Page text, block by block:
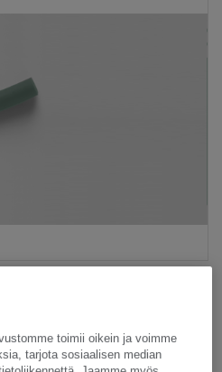
toimii oikein ja voimme
tarjota sosiaalisen median